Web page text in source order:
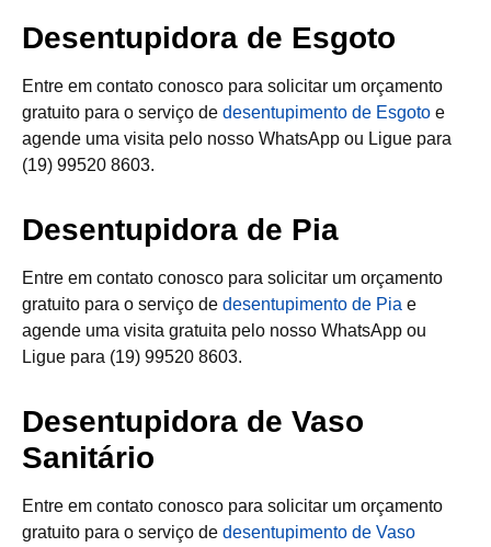
Desentupidora de Esgoto
Entre em contato conosco para solicitar um orçamento
gratuito para o serviço de desentupimento de Esgoto e
agende uma visita pelo nosso WhatsApp ou Ligue para
(19) 99520 8603.
Desentupidora de Pia
Entre em contato conosco para solicitar um orçamento
gratuito para o serviço de desentupimento de Pia e
agende uma visita gratuita pelo nosso WhatsApp ou
Ligue para (19) 99520 8603.
Desentupidora de Vaso
Sanitário
Entre em contato conosco para solicitar um orçamento
gratuito para o serviço de desentupimento de Vaso